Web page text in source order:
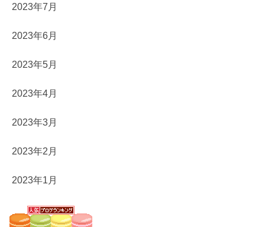
2023年7月
2023年6月
2023年5月
2023年4月
2023年3月
2023年2月
2023年1月